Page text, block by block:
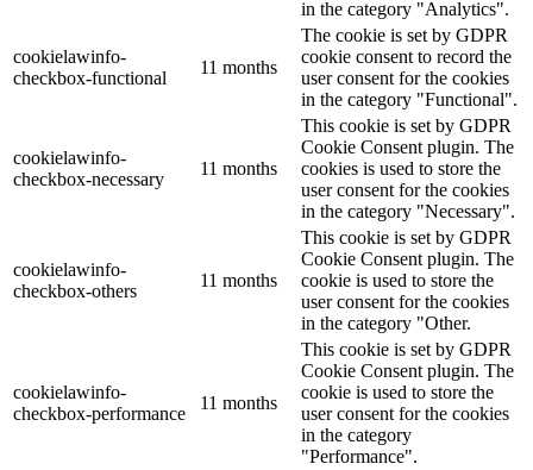
in the category "Analytics".
cookielawinfo-
checkbox-functional
11 months
The cookie is set by GDPR
cookie consent to record the
user consent for the cookies
in the category "Functional".
cookielawinfo-
checkbox-necessary
11 months
This cookie is set by GDPR
Cookie Consent plugin. The
cookies is used to store the
user consent for the cookies
in the category "Necessary".
cookielawinfo-
checkbox-others
11 months
This cookie is set by GDPR
Cookie Consent plugin. The
cookie is used to store the
user consent for the cookies
in the category "Other.
cookielawinfo-
checkbox-performance
11 months
This cookie is set by GDPR
Cookie Consent plugin. The
cookie is used to store the
user consent for the cookies
in the category
"Performance".